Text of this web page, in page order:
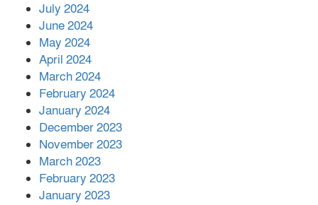
July 2024
June 2024
May 2024
April 2024
March 2024
February 2024
January 2024
December 2023
November 2023
March 2023
February 2023
January 2023